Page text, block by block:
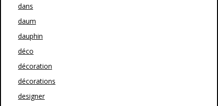
dans
daum
dauphin
déco
décoration
décorations
designer